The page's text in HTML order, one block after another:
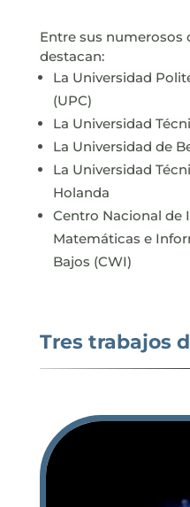
Entre sus numerosos
destacan:
La Universidad
(UPC)
La Universidad
La Universidad de
La Universidad
Holanda
Centro Nacional de
Matemáticas e
Bajos (CWI)
Tres trabajos